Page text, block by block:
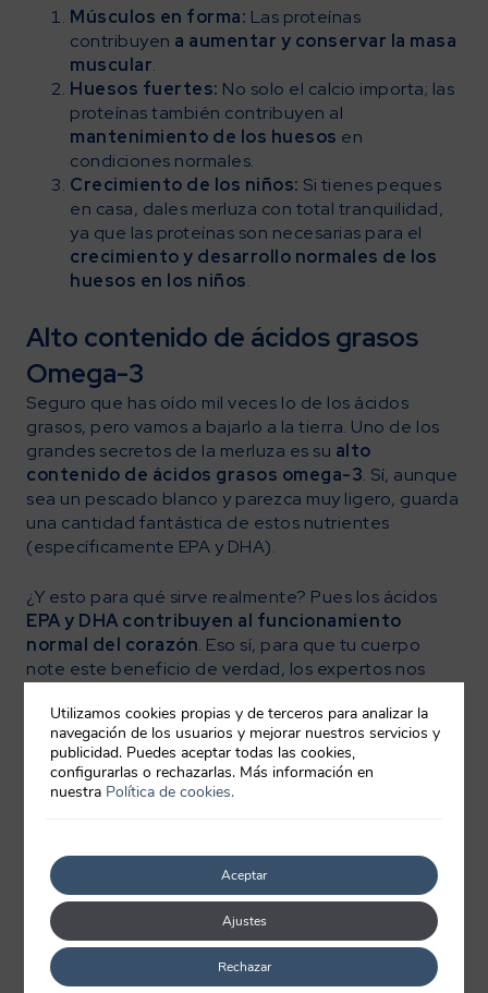
Músculos en forma: Las proteínas
contribuyen a aumentar y conservar la masa
muscular.
Huesos fuertes: No solo el calcio importa; las
proteínas también contribuyen al
mantenimiento de los huesos en
condiciones normales.
Crecimiento de los niños: Si tienes peques
en casa, dales merluza con total tranquilidad,
ya que las proteínas son necesarias para el
crecimiento y desarrollo normales de los
huesos en los niños.
Alto contenido de ácidos grasos
Omega-3
Seguro que has oído mil veces lo de los ácidos
grasos, pero vamos a bajarlo a la tierra. Uno de los
grandes secretos de la merluza es su alto
contenido de ácidos grasos omega-3. Sí, aunque
sea un pescado blanco y parezca muy ligero, guarda
una cantidad fantástica de estos nutrientes
(específicamente EPA y DHA).
¿Y esto para qué sirve realmente? Pues los ácidos
EPA y DHA contribuyen al funcionamiento
normal del corazón. Eso sí, para que tu cuerpo
note este beneficio de verdad, los expertos nos
mg de EPA y DHA
Tanto el pescado blanco, el pescado azul, el
marisco o los cefalópodos, así como pescados
3 EPA y DHA.
Utilizamos cookies propias y de terceros para analizar la
navegación de los usuarios y mejorar nuestros servicios y
publicidad. Puedes aceptar todas las cookies,
configurarlas o rechazarlas. Más información en
nuestra Política de cookies.
Aceptar
Rechazar
Ajustes